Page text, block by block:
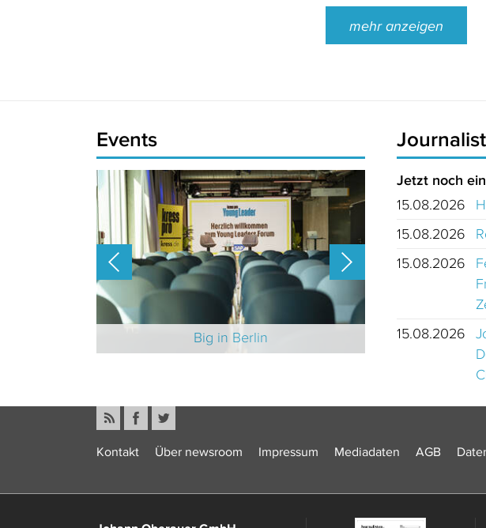
mehr anzeigen
Events
Big in Berlin
Jetzt noch
15.08.2026
15.08.2026
15.08.2026
15.08.2026
Kontakt Über newsroom Impressum Mediadaten AGB